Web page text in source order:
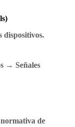
dispositivos.
→ Señales
de